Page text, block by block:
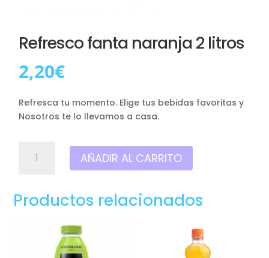
Refresco fanta naranja 2 litros
2,20€
Refresca tu momento. Elige tus bebidas favoritas y
Nosotros te lo llevamos a casa.
fanta
litros
AÑADIR AL CARRITO
Productos relacionados